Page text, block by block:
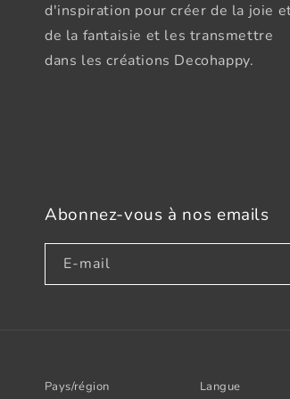
d'inspiration pour créer de la joie
de la fantaisie et les transmettre
dans les créations Decohappy.
Abonnez-vous à nos emails
E-mail
Pays/région Langue